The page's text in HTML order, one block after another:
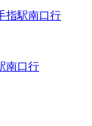
指駅南口行
南口行